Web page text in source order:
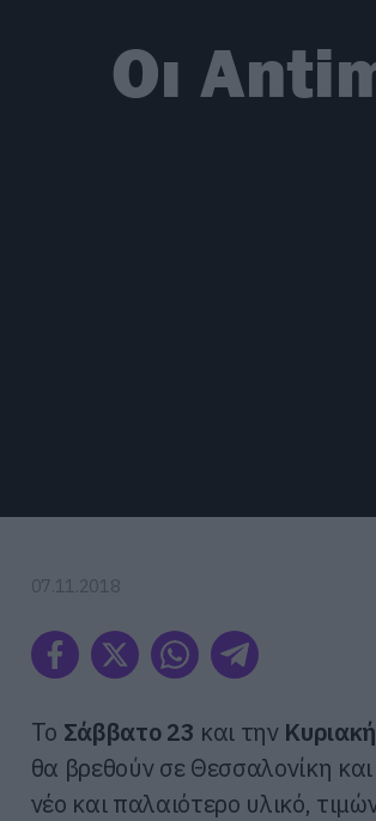
Οι
07.11.2018
Το Σάββατο 23 και την
θα βρεθούν σε Θεσσαλονίκη
νέο και παλαιότερο υλικό,